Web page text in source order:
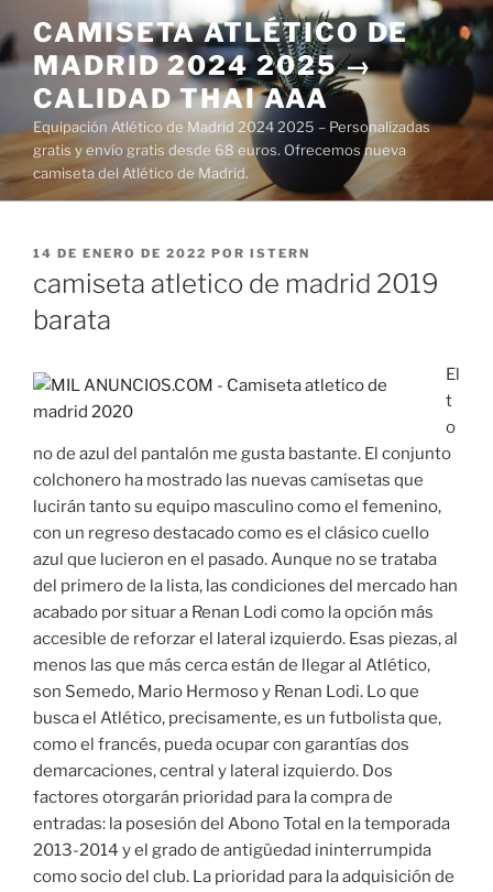
al
contenido
CAMISETA ATLÉTICO DE
MADRID 2024 2025 →
CALIDAD THAI AAA
Equipación Atlético de Madrid 2024 2025 – Personalizadas
gratis y envío gratis desde 68 euros. Ofrecemos nueva
camiseta del Atlético de Madrid.
PUBLICADO
14 DE ENERO DE 2022 POR ISTERN
camiseta atletico de madrid 2019
barata
El
t
o
no de azul del pantalón me gusta bastante. El conjunto
colchonero ha mostrado las nuevas camisetas que
lucirán tanto su equipo masculino como el femenino,
con un regreso destacado como es el clásico cuello
azul que lucieron en el pasado. Aunque no se trataba
del primero de la lista, las condiciones del mercado han
acabado por situar a Renan Lodi como la opción más
accesible de reforzar el lateral izquierdo. Esas piezas, al
menos las que más cerca están de llegar al Atlético,
son Semedo, Mario Hermoso y Renan Lodi. Lo que
busca el Atlético, precisamente, es un futbolista que,
como el francés, pueda ocupar con garantías dos
demarcaciones, central y lateral izquierdo. Dos
factores otorgarán prioridad para la compra de
entradas: la posesión del Abono Total en la temporada
2013-2014 y el grado de antigüedad ininterrumpida
como socio del club. La prioridad para la adquisición de